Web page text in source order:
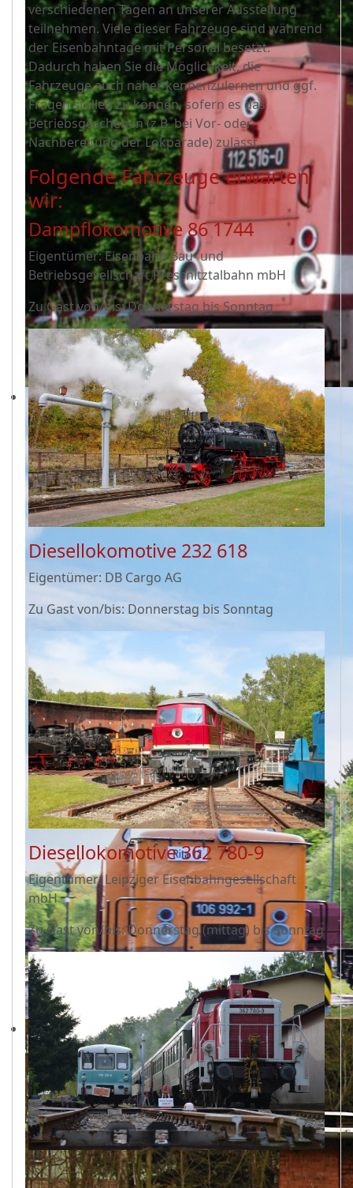
verschiedenen Tagen an unserer Ausstellung
teilnehmen. Viele dieser Fahrzeuge sind während
der Eisenbahntage mit Personal besetzt.
Dadurch haben Sie die Möglichkeit, die
Fahrzeuge auch näher kennenzulernen und ggf.
Fragen stellen zu können, sofern es das
Betriebsgeschehen (z.B. bei Vor- oder
Nachbereitung der Lokparade) zulässt.
Folgende Fahrzeuge erwarten
wir:
Dampflokomotive 86 1744
Eigentümer: Eisenbahn Bau- und
Betriebsgesellschaft Pressnitztalbahn mbH
Zu Gast von/bis: Donnerstag bis Sonntag
Diesellokomotive 232 618
Eigentümer: DB Cargo AG
Zu Gast von/bis: Donnerstag bis Sonntag
Diesellokomotive 362 780-9
Eigentümer: Leipziger Eisenbahngesellschaft
mbH
Zu Gast von/bis: Donnerstag (mittag) bis Sonntag